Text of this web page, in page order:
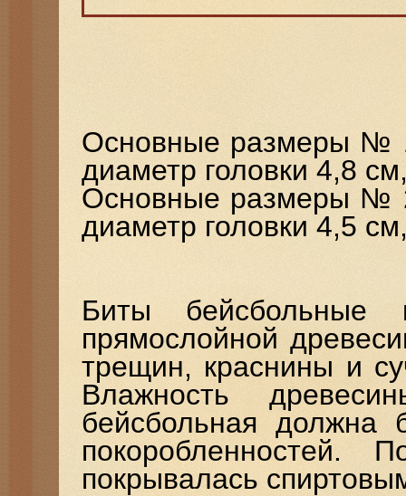
Основные размеры №
диаметр головки 4,8
Основные размеры №
диаметр головки 4,5
Биты бейсбольные
прямослойной
трещин, краснины и
Влажность
бейсбольная должна
покоробленностей.
покрывалась